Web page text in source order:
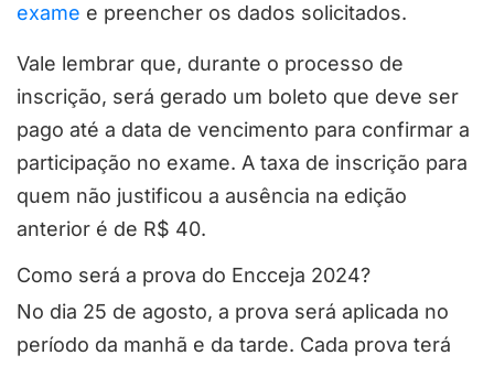
exame e preencher os dados solicitados.
Vale lembrar que, durante o processo de
inscrição, será gerado um boleto que deve ser
pago até a data de vencimento para confirmar a
participação no exame. A taxa de inscrição para
quem não justificou a ausência na edição
anterior é de R$ 40.
Como será a prova do Encceja 2024?
No dia 25 de agosto, a prova será aplicada no
período da manhã e da tarde. Cada prova terá